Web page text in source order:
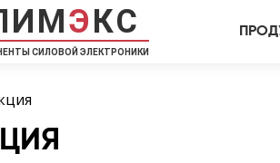
ЭКС
СИЛОВОЙ ЭЛЕКТРОНИКИ